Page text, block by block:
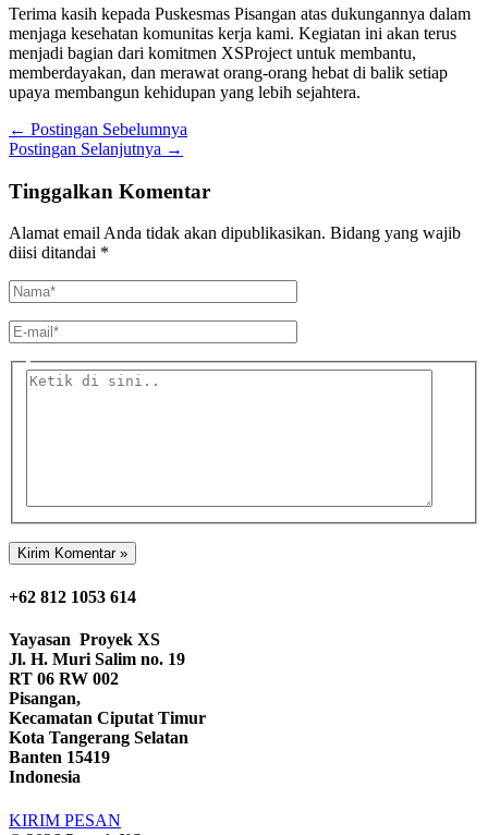
Terima kasih kepada Puskesmas Pisangan atas dukungannya dalam
menjaga kesehatan komunitas kerja kami. Kegiatan ini akan terus
menjadi bagian dari komitmen XSProject untuk membantu,
memberdayakan, dan merawat orang-orang hebat di balik setiap
upaya membangun kehidupan yang lebih sejahtera.
← Postingan Sebelumnya
Postingan Selanjutnya →
Tinggalkan Komentar
Alamat email Anda tidak akan dipublikasikan. Bidang yang wajib
diisi ditandai *
Nama*
E-
mail*
Ketik
+62 812 1053 614
Yayasan Proyek XS
Jl. H. Muri Salim no. 19
RT 06 RW 002
Pisangan,
Kecamatan Ciputat Timur
Kota Tangerang Selatan
Banten 15419
Indonesia
KIRIM PESAN